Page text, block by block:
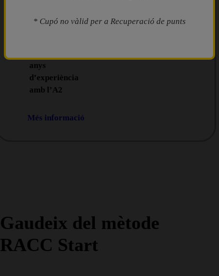
a partir dels
anys
d’experiència
amb l’A2
Més informació
Gaudeix del mètode
RACC Start
* Cupó no vàlid per a Recuperació de punts